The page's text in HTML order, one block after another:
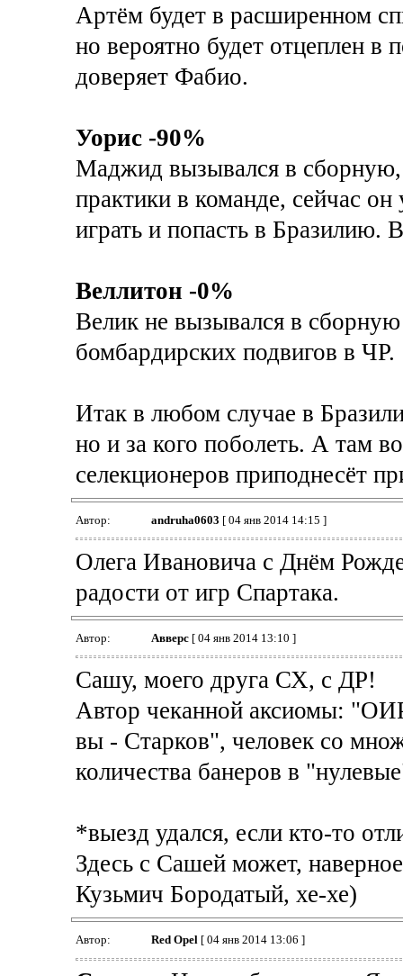
Артём будет в расширенном
но вероятно будет отцеплен
доверяет Фабио.
Уорис -90%
Маджид вызывался в сборную,
практики в команде, сейчас
играть и попасть в Бразилию.
Веллитон -0%
Велик не вызывался в
бомбардирских подвигов в ЧР.
Итак в любом случае в
но и за кого поболеть. А там
селекционеров приподнесёт
Автор: andruha0603 [ 04 янв 2014 14:15 ]
Олега Ивановича с Днём
радости от игр Спартака.
Автор: Авверс[ 04 янв 2014 13:10 ]
Сашу, моего друга СХ, с ДР!
Автор чеканной аксиомы:
вы - Старков", человек со
количества банеров в
*выезд удался, если кто-то
Здесь с Сашей может,
Кузьмич Бородатый, хе-хе)
Автор: Red Opel[ 04 янв 2014 13:06 ]